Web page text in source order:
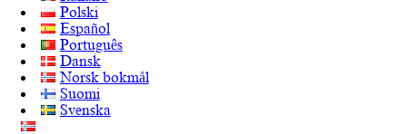
Polski
Español
Português
Dansk
Norsk bokmål
Suomi
Svenska